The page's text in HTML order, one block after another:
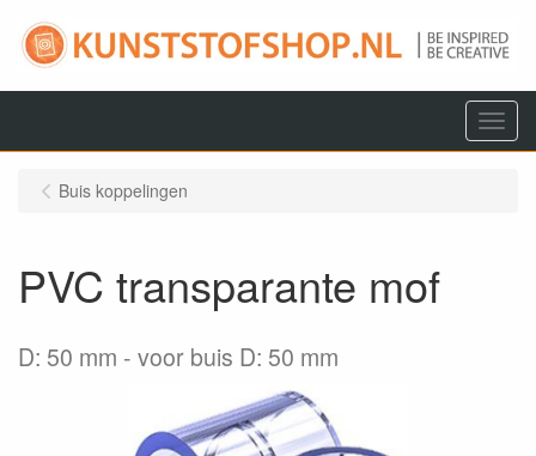
Menu
Buis koppelingen
PVC transparante mof
D: 50 mm voor buis D: 50 mm